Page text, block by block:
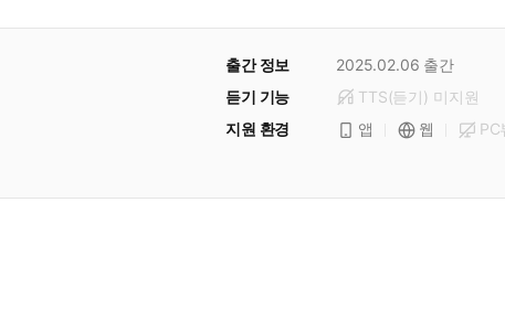
출간 정보 2025.02.06 출간
듣기 기능
TTS(듣기) 미지원
지원 환경
앱 웹 PC